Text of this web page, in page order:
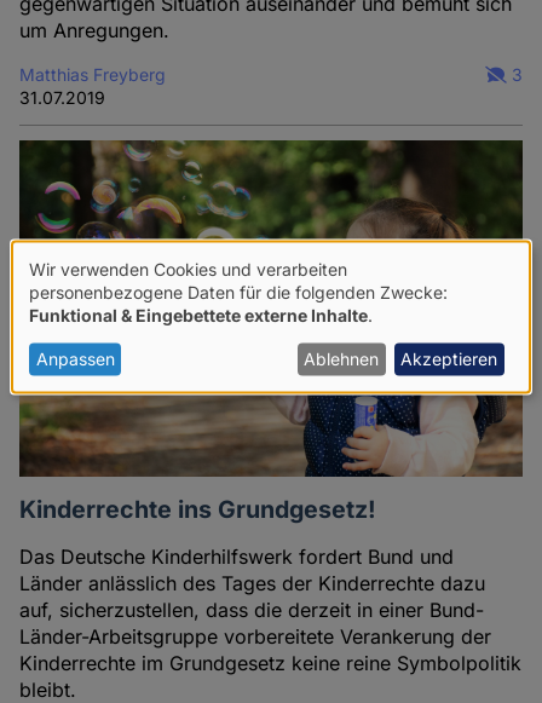
um Anregungen.
Matthias Freyberg
31.07.2019
3
Kinderrechte ins Grundgesetz!
Das Deutsche Kinderhilfswerk fordert Bund und
Länder anlässlich des Tages der Kinderrechte dazu
auf, sicherzustellen, dass die derzeit in einer Bund-
Länder-Arbeitsgruppe vorbereitete Verankerung der
Kinderrechte im Grundgesetz keine reine Symbolpolitik
bleibt.
Verwendung
von
personenbezogenen
Daten
und
Cookies
Wir verwenden Cookies und verarbeiten
personenbezogene Daten für die folgenden Zwecke:
Funktional & Eingebettete externe Inhalte
Anpassen Ablehnen Akzeptieren